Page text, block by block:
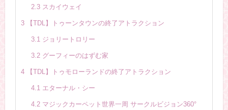
2.3スカイウェイ
3 【TDL】トゥーンタウンの終了アトラクション
3.1ジョリートロリー
3.2グーフィーのはずむ家
4 【TDL】トゥモローランドの終了アトラクション
4.1エターナル・シー
4.2マジックカーペット世界一周 サークルビジョン360°